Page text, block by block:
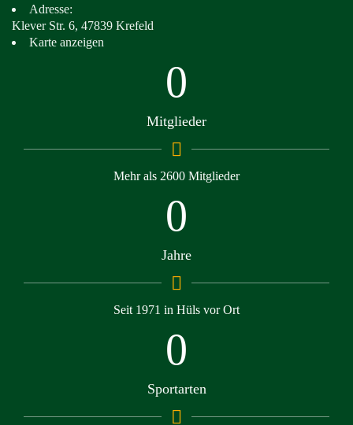
Adresse:
Klever Str. 6, 47839 Krefeld
Karte anzeigen
0
Mitglieder
Mehr als 2600 Mitglieder
0
Jahre
Seit 1971 in Hüls vor Ort
0
Sportarten